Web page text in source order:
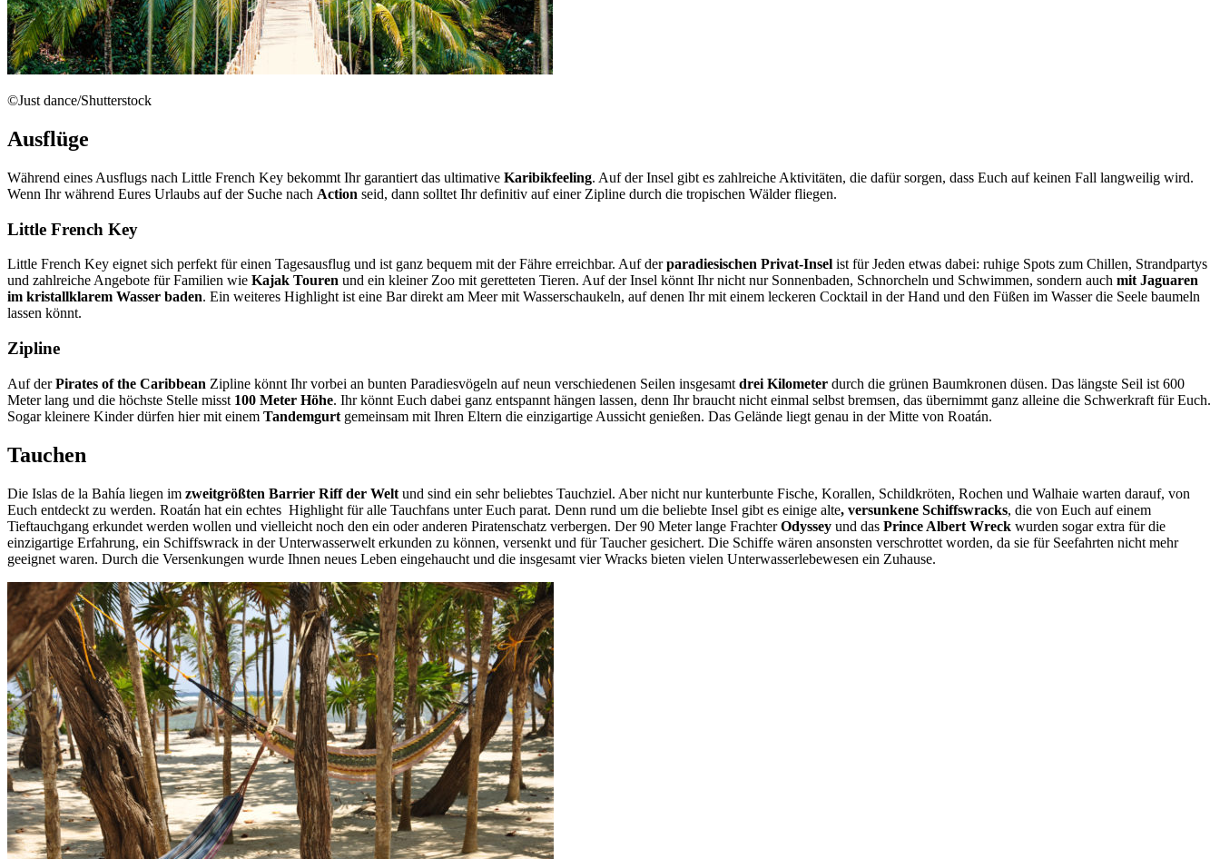
©Just dance/Shutterstock
Ausflüge
Während eines Ausflugs nach Little French Key bekommt Ihr garantiert das ultimative Karibikfeeling. Auf der Insel gibt es zahlreiche Aktivitäten, die dafür sorgen, dass Euch auf keinen Fall langweilig wird.
Wenn Ihr während Eures Urlaubs auf der Suche nach Action seid, dann solltet Ihr definitiv auf einer Zipline durch die tropischen Wälder fliegen.
Little French Key
Little French Key eignet sich perfekt für einen Tagesausflug und ist ganz bequem mit der Fähre erreichbar. Auf derparadiesischen Privat-Insel ist für Jeden etwas dabei: ruhige Spots zum Chillen, Strandpartys
und zahlreiche Angebote für Familien wie Kajak Touren und ein kleiner Zoo mit geretteten Tieren. Auf der Insel könnt Ihr nicht nur Sonnenbaden, Schnorcheln und Schwimmen, sondern auch mit Jaguaren
im kristallklarem Wasser baden. Ein weiteres Highlight ist eine Bar direkt am Meer mit Wasserschaukeln, auf denen Ihr mit einem leckeren Cocktail in der Hand und den Füßen im Wasser die Seele baumeln
lassen könnt.
Zipline
Auf derPirates of the Caribbean Zipline könnt Ihr vorbei an bunten Paradiesvögeln auf neun verschiedenen Seilen insgesamt drei Kilometer durch die grünen Baumkronen düsen. Das längste Seil ist 600
Meter lang und die höchste Stelle misst 100 Meter Höhe. Ihr könnt Euch dabei ganz entspannt hängen lassen, denn Ihr braucht nicht einmal selbst bremsen, das übernimmt ganz alleine die Schwerkraft für Euch.
Sogar kleinere Kinder dürfen hier mit einem Tandemgurt gemeinsam mit Ihren Eltern die einzigartige Aussicht genießen. Das Gelände liegt genau in der Mitte von Roatán.
Tauchen
Die Islas de la Bahía liegen im zweitgrößten Barrier Riff der Welt und sind ein sehr beliebtes Tauchziel. Aber nicht nur kunterbunte Fische, Korallen, Schildkröten, Rochen und Walhaie warten darauf, von
Euch entdeckt zu werden. Roatán hat ein echtes Highlight für alle Tauchfans unter Euch parat. Denn rund um die beliebte Insel gibt es einige alte, versunkene Schiffswracks, die von Euch auf einem
Tieftauchgang erkundet werden wollen und vielleicht noch den ein oder anderen Piratenschatz verbergen. Der 90 Meter lange FrachterOdyssey und das Prince Albert Wreck wurden sogar extra für die
einzigartige Erfahrung, ein Schiffswrack in der Unterwasserwelt erkunden zu können, versenkt und für Taucher gesichert. Die Schiffe wären ansonsten verschrottet worden, da sie für Seefahrten nicht mehr
geeignet waren. Durch die Versenkungen wurde Ihnen neues Leben eingehaucht und die insgesamt vier Wracks bieten vielen Unterwasserlebewesen ein Zuhause.